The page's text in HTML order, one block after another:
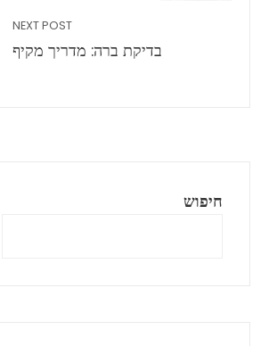
NEXT POST
בדיקת ברה: מדריך מקיף
חיפוש